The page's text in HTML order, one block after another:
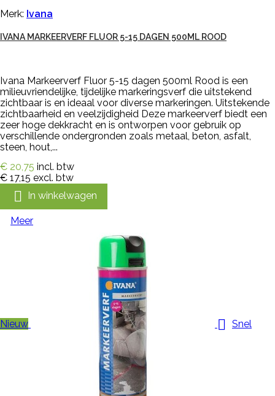
Merk: Ivana
IVANA MARKEERVERF FLUOR 5-15 DAGEN 500ML ROOD
Ivana Markeerverf Fluor 5-15 dagen 500ml Rood is een
milieuvriendelijke, tijdelijke markeringsverf die uitstekend
zichtbaar is en ideaal voor diverse markeringen. Uitstekende
zichtbaarheid en veelzijdigheid Deze markeerverf biedt een
zeer hoge dekkracht en is ontworpen voor gebruik op
verschillende ondergronden zoals metaal, beton, asfalt,
steen, hout,...
€ 20,75 incl. btw
€ 17,15 excl. btw
 In winkelwagen
Meer
Nieuw  Snel